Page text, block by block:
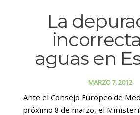
La
aguas en
MARZO 7, 2012
Ante el Consejo Europeo de
próximo 8 de marzo, el